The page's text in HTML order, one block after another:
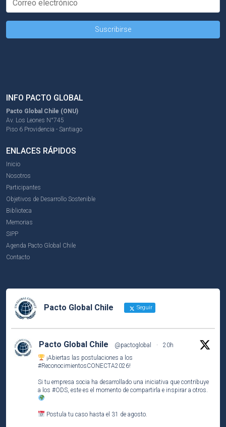
INFO PACTO GLOBAL
Pacto Global Chile (ONU)
Av. Los Leones N°745
Piso 6 Providencia - Santiago
ENLACES RÁPIDOS
Inicio
Nosotros
Participantes
Objetivos de Desarrollo Sostenible
Biblioteca
Memorias
SIPP
Agenda Pacto Global Chile
Contacto
Pacto Global Chile Seguir
Pacto Global Chile @pactoglobal ·
20h
¡Abiertas las postulaciones a los
#ReconocimientosCONECTA2026!
Si tu empresa socia ha desarrollado una iniciativa que contribuye
a los #ODS , este es el momento de compartirla e inspirar a otros.
Postula tu caso hasta el 31 de agosto.